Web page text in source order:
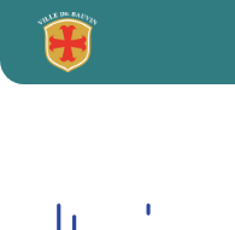
principal